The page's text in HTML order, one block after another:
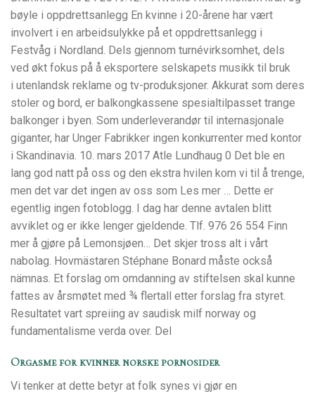
bøyle i oppdrettsanlegg En kvinne i 20-årene har vært
involvert i en arbeidsulykke på et oppdrettsanlegg i
Festvåg i Nordland. Dels gjennom turné­virk­somhet, dels
ved økt fokus på å ekspor­tere selska­pets musikk til bruk
i uten­landsk reklame og tv-produk­sjoner. Akkurat som deres
stoler og bord, er balkongkassene spesialtilpasset trange
balkonger i byen. Som underleverandør til internasjonale
giganter, har Unger Fabrikker ingen konkurrenter med kontor
i Skandinavia. 10. mars 2017 Atle Lundhaug 0 Det ble en
lang god natt på oss og den ekstra hvilen kom vi til å trenge,
men det var det ingen av oss som Les mer … Dette er
egentlig ingen fotoblogg. I dag har denne avtalen blitt
avviklet og er ikke lenger gjeldende. Tlf. 976 26 554 Finn
mer å gjøre på Lemonsjøen… Det skjer tross alt i vårt
nabolag. Hovmästaren Stéphane Bonard måste också
nämnas. Et forslag om omdanning av stiftelsen skal kunne
fattes av årsmøtet med ¾ flertall etter forslag fra styret.
Resultatet vart spreiing av saudisk milf norway og
fundamen­talisme verda over. Del
Orgasme for kvinner norske pornosider
Vi tenker at dette betyr at folk synes vi gjør en